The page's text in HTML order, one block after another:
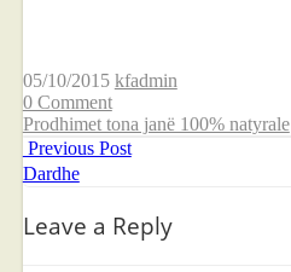
05/10/2015 kfadmin
0 Comment
Prodhimet tona janë 100% natyrale
Previous Post
Dardhe
Leave a Reply